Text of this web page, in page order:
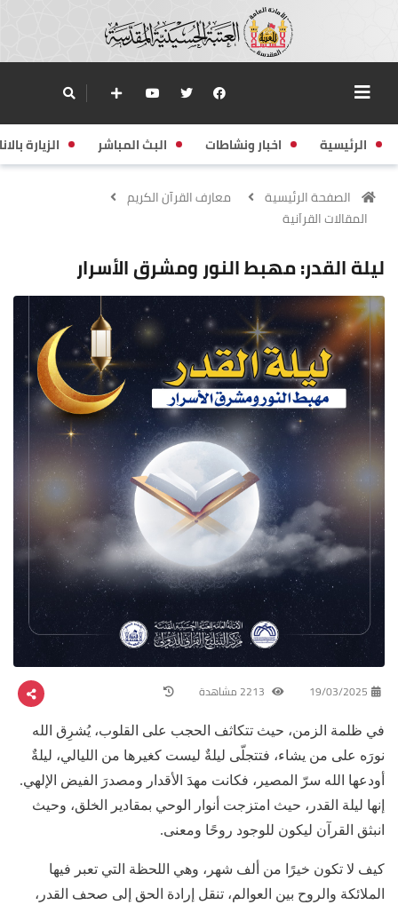
الرئيسية اخبار ونشاطات البث المباشر الزيارة
الصفحة الرئيسية
معارف القرآن الكريم
المقالات القراَنية
ليلة القدر: مهبط النور ومشرق الأسرار
19/03/2025
في ظلمة الزمن، حيث تتكاثف الحجب على القلوب، يُشرِق الله
نورَه على من يشاء، فتتجلّى ليلةٌ ليست كغيرها من الليالي، ليلةٌ
أودعها الله سرّ المصير، فكانت مهدَ الأقدار ومصدرَ الفيض الإلهي.
إنها ليلة القدر، حيث امتزجت أنوار الوحي بمقادير الخلق، وحيث
انبثق القرآن ليكون للوجود روحًا ومعنى.
كيف لا تكون خيرًا من ألف شهر، وهي اللحظة التي تعبر فيها
الملائكة والروح بين العوالم، تنقل إرادة الحق إلى صحف القدر،